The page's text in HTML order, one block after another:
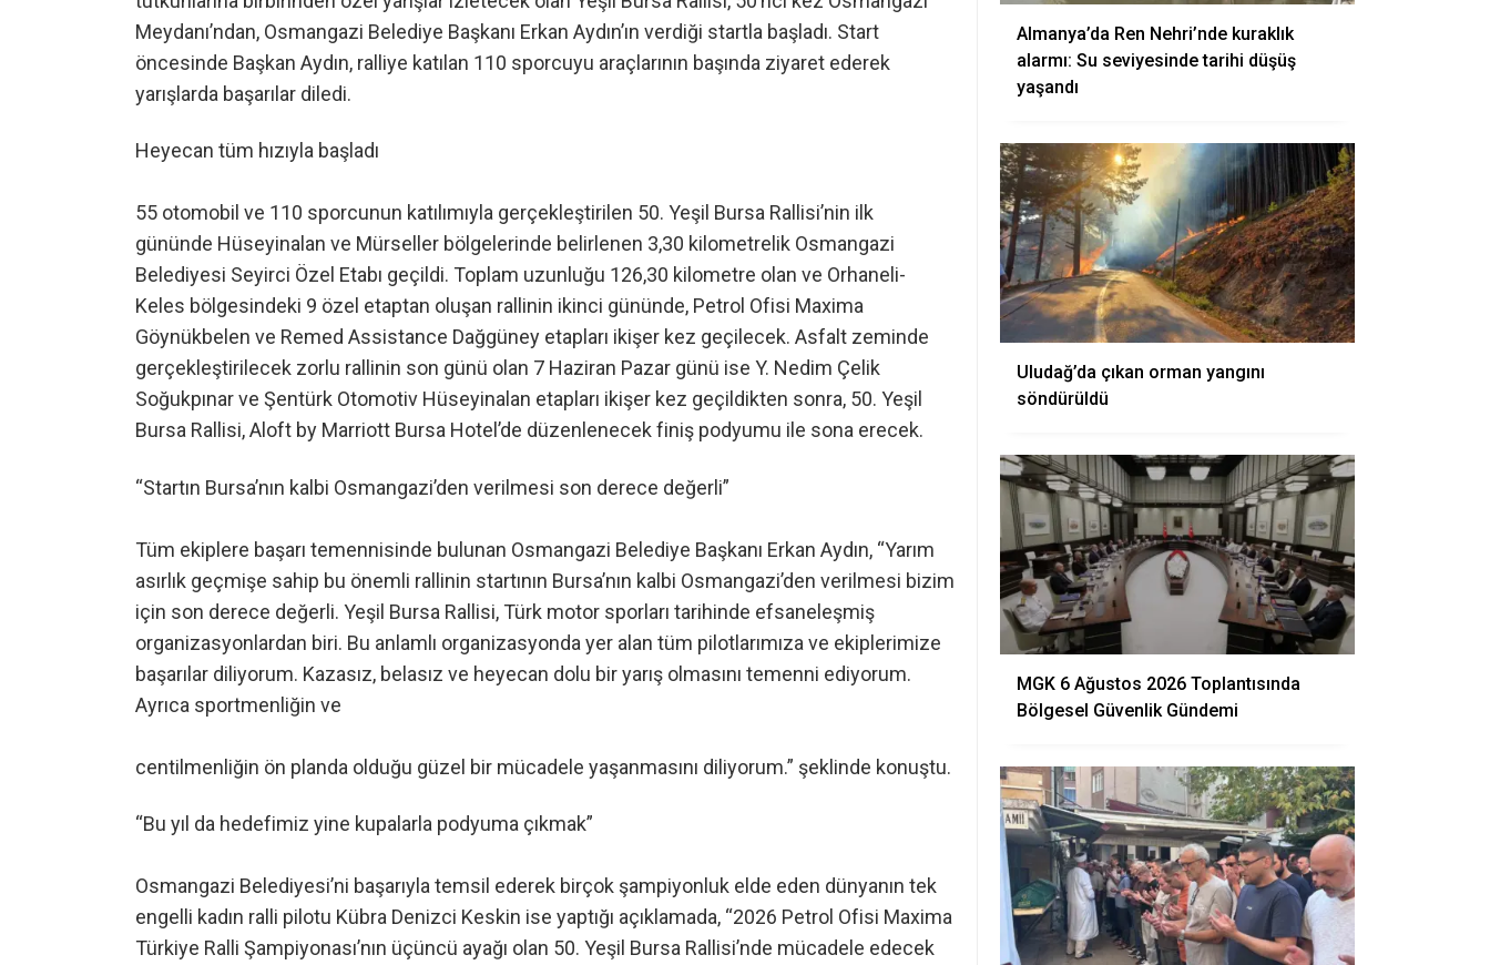
Meydanı’ndan, Osmangazi Belediye Başkanı Erkan Aydın’ın verdiği startla başladı. Start
öncesinde Başkan Aydın, ralliye katılan 110 sporcuyu araçlarının başında ziyaret ederek
yarışlarda başarılar diledi.
Heyecan tüm hızıyla başladı
55 otomobil ve 110 sporcunun katılımıyla gerçekleştirilen 50. Yeşil Bursa Rallisi’nin ilk
gününde Hüseyinalan ve Mürseller bölgelerinde belirlenen 3,30 kilometrelik Osmangazi
Belediyesi Seyirci Özel Etabı geçildi. Toplam uzunluğu 126,30 kilometre olan ve Orhaneli-
Keles bölgesindeki 9 özel etaptan oluşan rallinin ikinci gününde, Petrol Ofisi Maxima
Göynükbelen ve Remed Assistance Dağgüney etapları ikişer kez geçilecek. Asfalt zeminde
gerçekleştirilecek zorlu rallinin son günü olan 7 Haziran Pazar günü ise Y. Nedim Çelik
Soğukpınar ve Şentürk Otomotiv Hüseyinalan etapları ikişer kez geçildikten sonra, 50. Yeşil
Bursa Rallisi, Aloft by Marriott Bursa Hotel’de düzenlenecek finiş podyumu ile sona erecek.
“Startın Bursa’nın kalbi Osmangazi’den verilmesi son derece değerli”
Tüm ekiplere başarı temennisinde bulunan Osmangazi Belediye Başkanı Erkan Aydın, “Yarım
asırlık geçmişe sahip bu önemli rallinin startının Bursa’nın kalbi Osmangazi’den verilmesi bizim
için son derece değerli. Yeşil Bursa Rallisi, Türk motor sporları tarihinde efsaneleşmiş
organizasyonlardan biri. Bu anlamlı organizasyonda yer alan tüm pilotlarımıza ve ekiplerimize
başarılar diliyorum. Kazasız, belasız ve heyecan dolu bir yarış olmasını temenni ediyorum.
Ayrıca sportmenliğin ve
centilmenliğin ön planda olduğu güzel bir mücadele yaşanmasını diliyorum.” şeklinde konuştu.
“Bu yıl da hedefimiz yine kupalarla podyuma çıkmak”
Osmangazi Belediyesi’ni başarıyla temsil ederek birçok şampiyonluk elde eden dünyanın tek
engelli kadın ralli pilotu Kübra Denizci Keskin ise yaptığı açıklamada, “2026 Petrol Ofisi Maxima
Türkiye Ralli Şampiyonası’nın üçüncü ayağı olan 50. Yeşil Bursa Rallisi’nde mücadele edecek
Almanya’da Ren Nehri’nde kuraklık
alarmı: Su seviyesinde tarihi düşüş
yaşandı
Uludağ’da çıkan orman yangını
söndürüldü
MGK 6 Ağustos 2026 Toplantısında
Bölgesel Güvenlik Gündemi